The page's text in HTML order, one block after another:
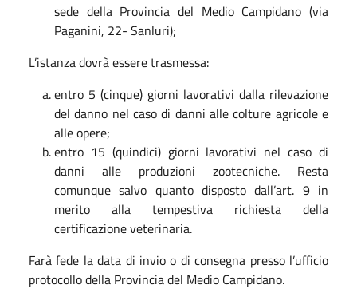
sede della Provincia del Medio Campidano (via
Paganini, 22- Sanluri);
L’istanza dovrà essere trasmessa:
entro 5 (cinque) giorni lavorativi dalla rilevazione
del danno nel caso di danni alle colture agricole e
alle opere;
entro 15 (quindici) giorni lavorativi nel caso di
danni alle produzioni zootecniche. Resta
comunque salvo quanto disposto dall’art. 9 in
merito alla tempestiva richiesta della
certificazione veterinaria.
Farà fede la data di invio o di consegna presso l’ufficio
protocollo della Provincia del Medio Campidano.